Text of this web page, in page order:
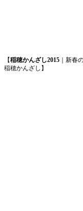
【稲穂かんざし2015 ｜新春
稲穂かんざし】